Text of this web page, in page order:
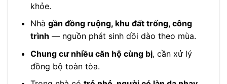
khỏe.
Nhà gần đồng ruộng, khu đất trống, công
trình — nguồn phát sinh dồi dào theo mùa.
Chung cư nhiều căn hộ cùng bị, cần xử lý
đồng bộ toàn tòa.